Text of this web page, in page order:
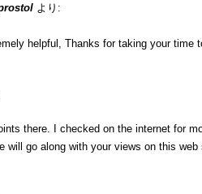
より:
helpful, Thanks for taking your time
there. I checked on the internet for
will go along with your views on this web